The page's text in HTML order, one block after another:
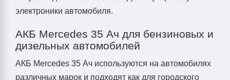
электроники автомобиля.
АКБ Mercedes 35 Ач для бензиновых и
дизельных автомобилей
АКБ Mercedes 35 Ач используются на автомобилях
различных марок и подходят как для городского